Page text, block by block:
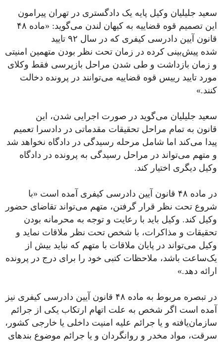
سعید جلیلیان وکیل پایه یک دادگستری در تهران پیرامون
این تصمیم قوه قضاییه به کیهان لندن می‌گوید: «ماده ۴۸
قانون آیین دادرسی کیفری که در سال ۹۲ تایید
شده پیش‌بینی کرده در زمان تحت نظر بودن متهمین امنیتی
و زمان بازداشت و طی شدن مراحل بازپرسی فقط وکلای
مورد تایید رییس قوه قضاییه می‌توانند در پرونده دخالت
کنند.»
سعید جلیلیان می‌گوید در صورت اجرایی شدن، این
قانون به تمام مراحل تحقیقات مقدماتی در دادسرا تعمیم
پیدا می‌کند اما شامل مرحله رسیدگی در دادگاه نخواهد شد
و متهم می‌تواند در مراحل رسیدگی به پرونده در دادگاه
وکیل دیگری اختیار کند.
در ماده ۴۸ قانون آیین دادرسی کیفری آمده است «با
شروع تحت نظر قرار گرفتن، متهم می‌تواند تقاضای حضور
وکیل کند. وکیل باید با رعایت و توجه به محرمانه بودن
تحقیقات و مذاکرات، با شخص تحت نظر ملاقات نماید و
وکیل می‌تواند در پایان ملاقات با متهم که نباید بیش از
یک‌ساعت باشد، ملاحظات کتبی خود را برای درج در پرونده
ارائه دهد.»
در تبصره مربوط به ماده ۴۸ قانون آیین دادرسی کیفری نیز
آمده است اگر شخص به علت اتهام ارتکاب یکی از جرائم
سازمان‌یافته و یا جرائم علیه امنیت داخلی یا خارجی کشور،
سرقت، مواد مخدر و روانگردان و یا جرائم موضوع بندهای